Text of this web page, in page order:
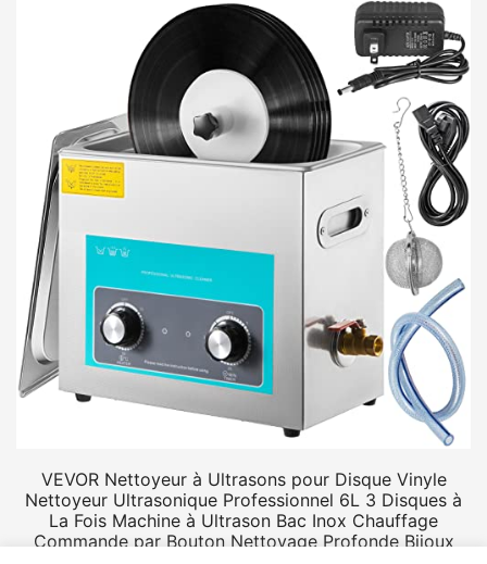
VEVOR Nettoyeur à Ultrasons pour Disque Vinyle
Nettoyeur Ultrasonique Professionnel 6L 3 Disques à
La Fois Machine à Ultrason Bac Inox Chauffage
Commande par Bouton Nettoyage Profonde Bijoux